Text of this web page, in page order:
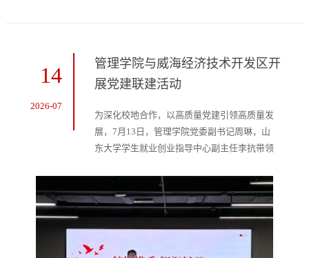
14
2026-07
管理学院与威海经济技术开发区开
展党建联建活动
为深化校地合作，以高质量党建引领高质量发
展，7月13日，管理学院党委副书记周琳，山
东大学学生就业创业指导中心副主任李抗带领
动。威海经济技术开发区党工委委员、党群工
作部部长于斌，党群工作部副部长、区直机关
党委书记柳春，党群工作部副部长、区直机关
党委副书记辛鑫及相关部门负责人参加活动。
座谈会上，于斌介绍了威海经济技术开发区的